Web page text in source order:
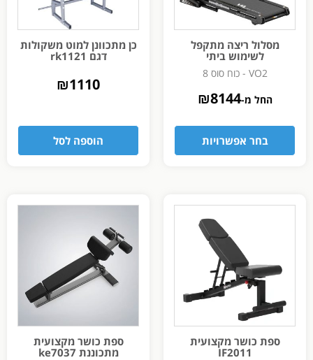
מסלול ריצה מתקפל
לשימוש ביתי
VO2 - כוח סוס 8
החל מ-
₪8144
בחר אפשרויות
כן מתכוונן למוט משקולות
דגם rk1121
₪1110
הוספה לסל
ספת כושר מקצועית
IF2011
ספת כושר מקצועית
מתכוננת ke7037